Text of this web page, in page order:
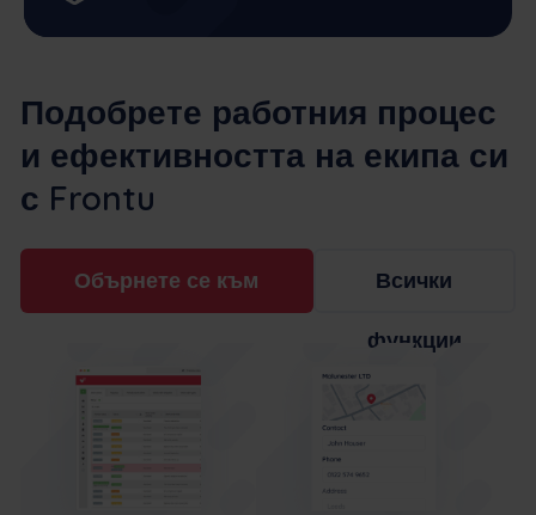
Подобрете работния процес
и ефективността на екипа си
с Frontu
Обърнете се към Всички
функции